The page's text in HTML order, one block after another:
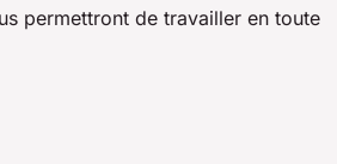
permettront de travailler en toute